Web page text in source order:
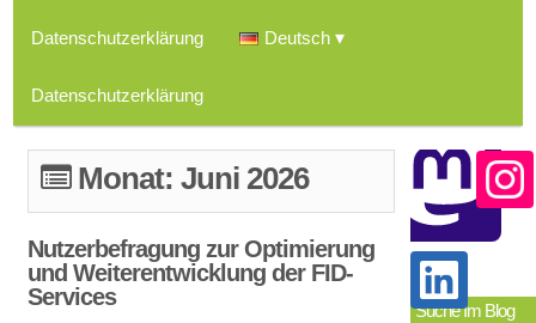
Datenschutzerklärung Deutsch
Datenschutzerklärung
Monat:Juni 2026
Nutzerbefragung zur Optimierung
und Weiterentwicklung der FID-
Services
Suche Im Blog